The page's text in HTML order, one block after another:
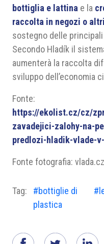
bottiglia e lattina e la
raccolta in negozi o
sostegno delle
Secondo Hladík il
aumenterà la raccolta
sviluppo dell’economia
Fonte:
https://ekolist.cz/cz/
zavadejici-zalohy-na-
predlozi-hladik-vlade-
Fonte fotografia: vlada.cz
Tag:
#bottiglie di
plastica